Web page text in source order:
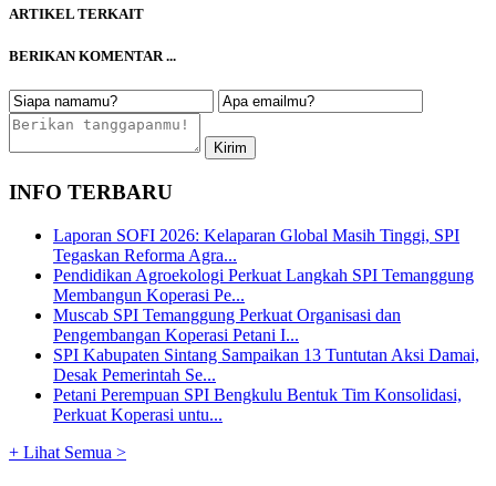
ARTIKEL TERKAIT
BERIKAN KOMENTAR ...
INFO TERBARU
Laporan SOFI 2026: Kelaparan Global Masih Tinggi, SPI
Tegaskan Reforma Agra...
Pendidikan Agroekologi Perkuat Langkah SPI Temanggung
Membangun Koperasi Pe...
Muscab SPI Temanggung Perkuat Organisasi dan
Pengembangan Koperasi Petani I...
SPI Kabupaten Sintang Sampaikan 13 Tuntutan Aksi Damai,
Desak Pemerintah Se...
Petani Perempuan SPI Bengkulu Bentuk Tim Konsolidasi,
Perkuat Koperasi untu...
+ Lihat Semua >